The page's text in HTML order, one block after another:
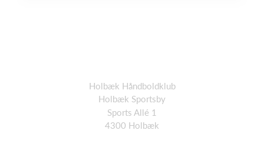
Holbæk Håndboldklub
Holbæk Sportsby
Sports Allé 1
4300 Holbæk